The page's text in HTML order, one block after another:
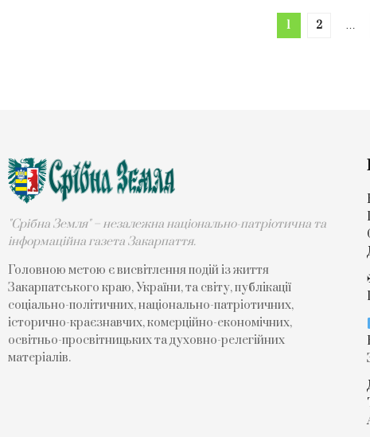
1 2 …
"Срібна Земля" – незалежна національно-патріотична та
інформаційна газета Закарпаття.
Головною метою є висвітлення подій із життя
Закарпатського краю, України, та світу, публікації
соціально-політичних, національно-патріотичних,
історично-краєзнавчих, комерційно-економічних,
освітньо-просвітницьких та духовно-релегійних
матеріалів.